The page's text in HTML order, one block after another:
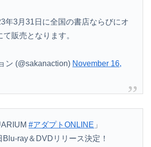
年3月31日に全国の書店ならびにオ
販売となります。
ン (@sakanaction) November 16,
#アダプトONLINE 」
ray＆DVDリリース決定！